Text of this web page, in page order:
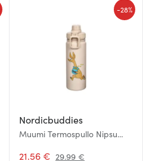
Nordicbuddies
Muumi Termospullo Nipsu
21.56 € 29.99 €
-28%